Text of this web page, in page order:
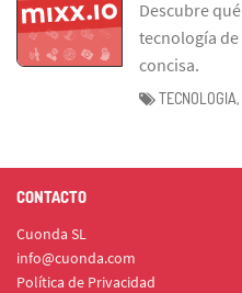
Descubre
tecnología
concisa.
CONTACTO
Cuonda SL
info@cuonda.com
Política de Privacidad